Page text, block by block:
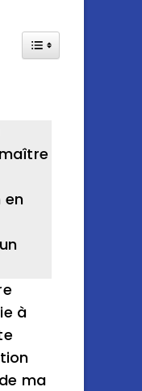
Toggle Table of
en
à
ma